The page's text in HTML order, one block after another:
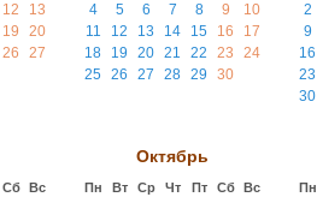
12
13
19
20
26
27
4
5 6 7 8 9
10
11
12 13 14 15 16
17
18
19 20 21 22 23
24
25
26 27 28 29 30
2
9
16
23
30
Сб Вс
Октябрь
Пн Вт Ср Чт Пт Сб Вс Пн